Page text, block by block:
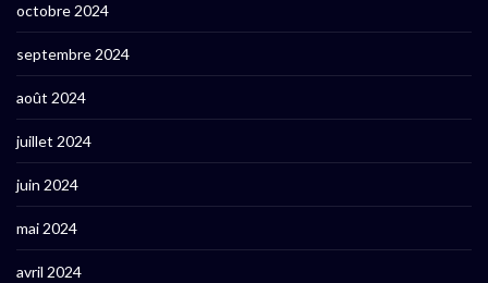
octobre 2024
septembre 2024
août 2024
juillet 2024
juin 2024
mai 2024
avril 2024